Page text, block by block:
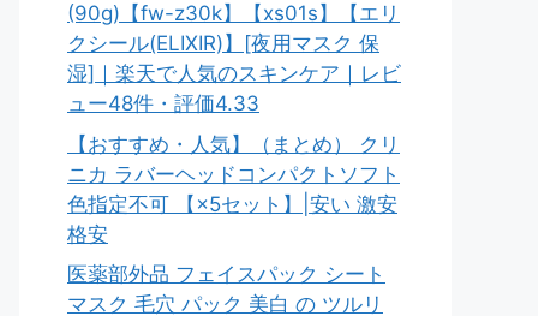
(90g)【fw-z30k】【xs01s】【エリ
クシール(ELIXIR)】[夜用マスク 保
湿]｜楽天で人気のスキンケア｜レビ
ュー48件・評価4.33
【おすすめ・人気】（まとめ） クリ
ニカ ラバーヘッドコンパクトソフト
色指定不可 【×5セット】|安い 激安
格安
医薬部外品 フェイスパック シート
マスク 毛穴 パック 美白 の ツルリ